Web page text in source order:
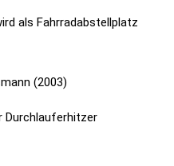
als Fahrradabstellplatz
(2003)
Durchlauferhitzer